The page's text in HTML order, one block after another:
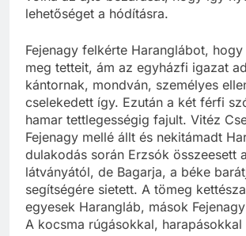
lehetőséget a hódításra.
Fejenagy felkérte Haranglábot,
meg tetteit, ám az egyházfi igazat
kántornak, mondván, személyes
cselekedett így. Ezután a két férfi
hamar tettlegességig fajult. Vitéz
Fejenagy mellé állt és nekitámadt
dulakodás során Erzsók összeesett
látványától, de Bagarja, a béke
segítségére sietett. A tömeg
egyesek Harangláb, mások
A kocsma rúgásokkal, harapásokkal